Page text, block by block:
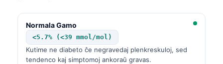
Normala Gamo
<5.7% (<39 mmol/mol)
Kutime ne diabeto ĉe negravedaj plenkreskuloj, sed
tendenco kaj simptomoj ankoraŭ gravas.